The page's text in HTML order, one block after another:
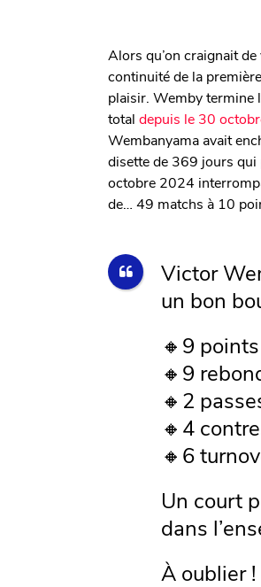
Alors qu’on craignait
continuité de la
plaisir. Wemby termine
total depuis le 30
Wembanyama avait
disette de 369 jours qui
octobre 2024
de… 49 matchs à 10
Victor
un bon
🔸9
🔸9
🔸2
🔸4
🔸6
Un court
dans
À oublier !